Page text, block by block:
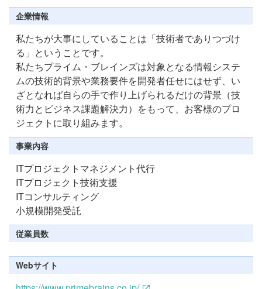
企業情報
私たちが大事にしていることは「技術者でありつづけ
る」ということです。
私たちプライム・ブレインズは対象となる情報システ
ムの技術的背景や業務要件を開発者任せにはせず、い
ざとなれば自らの手で作り上げられるだけの背景（技
術力とビジネス課題解決力）をもって、お客様のプロ
ジェクトに取り組みます。
事業内容
ITプロジェクトマネジメント代⾏
ITプロジェクト技術⽀援
ITコンサルティング
⼩規模開発受託
従業員数
Webサイト